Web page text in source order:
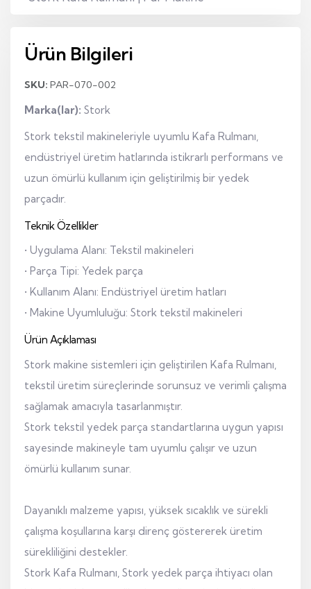
Ürün Bilgileri
SKU: PAR-070-002
Marka(lar): Stork
Stork tekstil makineleriyle uyumlu Kafa Rulmanı,
endüstriyel üretim hatlarında istikrarlı performans ve
uzun ömürlü kullanım için geliştirilmiş bir yedek
parçadır.
Teknik Özellikler
• Uygulama Alanı: Tekstil makineleri
• Parça Tipi: Yedek parça
• Kullanım Alanı: Endüstriyel üretim hatları
• Makine Uyumluluğu: Stork tekstil makineleri
Ürün Açıklaması
Stork makine sistemleri için geliştirilen Kafa Rulmanı,
tekstil üretim süreçlerinde sorunsuz ve verimli çalışma
sağlamak amacıyla tasarlanmıştır.
Stork tekstil yedek parça standartlarına uygun yapısı
sayesinde makineyle tam uyumlu çalışır ve uzun
ömürlü kullanım sunar.
Dayanıklı malzeme yapısı, yüksek sıcaklık ve sürekli
çalışma koşullarına karşı direnç göstererek üretim
sürekliliğini destekler.
Stork Kafa Rulmanı, Stork yedek parça ihtiyacı olan